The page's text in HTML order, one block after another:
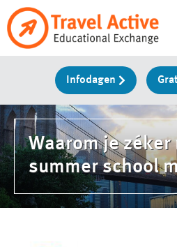
Ga
naar
Infodagen
Waarom je zéker
summer school